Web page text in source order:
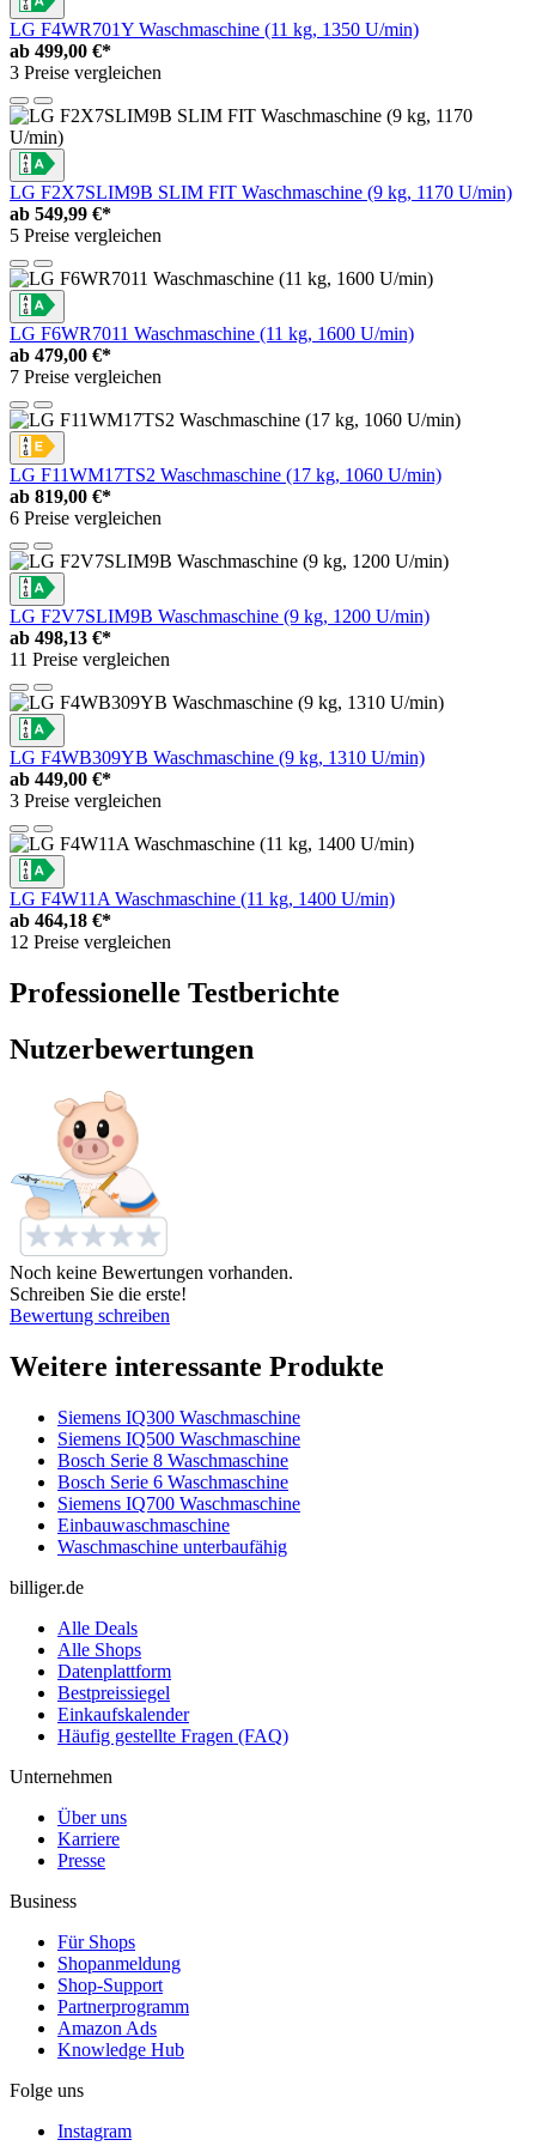
LG F4WR701Y Waschmaschine (11 kg, 1350 U/min)
ab 499,00 €*
3 Preise vergleichen
LG F2X7SLIM9B SLIM FIT Waschmaschine (9 kg, 1170 U/min)
ab 549,99 €*
5 Preise vergleichen
LG F6WR7011 Waschmaschine (11 kg, 1600 U/min)
ab 479,00 €*
7 Preise vergleichen
LG F11WM17TS2 Waschmaschine (17 kg, 1060 U/min)
ab 819,00 €*
6 Preise vergleichen
LG F2V7SLIM9B Waschmaschine (9 kg, 1200 U/min)
ab 498,13 €*
11 Preise vergleichen
LG F4WB309YB Waschmaschine (9 kg, 1310 U/min)
ab 449,00 €*
3 Preise vergleichen
LG F4W11A Waschmaschine (11 kg, 1400 U/min)
ab 464,18 €*
12 Preise vergleichen
Professionelle Testberichte
Nutzerbewertungen
Noch keine Bewertungen vorhanden.
Schreiben Sie die erste!
Bewertung schreiben
Weitere interessante Produkte
Siemens IQ300 Waschmaschine
Siemens IQ500 Waschmaschine
Bosch Serie 8 Waschmaschine
Bosch Serie 6 Waschmaschine
Siemens IQ700 Waschmaschine
Einbauwaschmaschine
Waschmaschine unterbaufähig
billiger.de
Alle Deals
Alle Shops
Datenplattform
Bestpreissiegel
Einkaufskalender
Häufig gestellte Fragen (FAQ)
Unternehmen
Über uns
Karriere
Presse
Business
Für Shops
Shopanmeldung
Shop-Support
Partnerprogramm
Amazon Ads
Knowledge Hub
Folge uns
Instagram